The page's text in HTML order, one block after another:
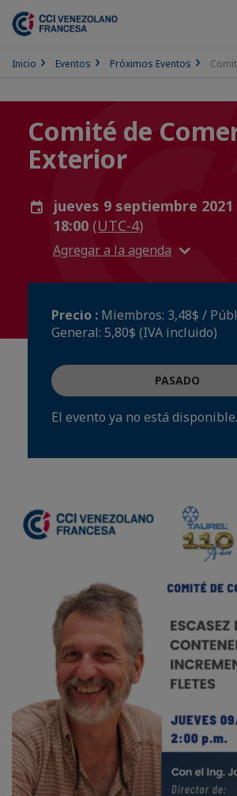
Inicio Eventos Próximos Eventos
Comité de
Exterior
jueves 9 septiembre 2021
18:00 (UTC-4)
Agregar a la agenda
Precio : Miembros: 3,48$ /
General: 5,80$ (IVA incluido)
PASADO
El evento ya no está disponible.